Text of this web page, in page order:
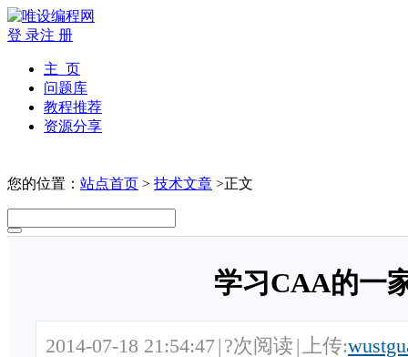
登 录注 册
主 页
问题库
教程推荐
资源分享
您的位置： 站点首页 > 技术文章 >正文
学习CAA的一
2014-07-18 21:54:47| ?次阅读 |上传: